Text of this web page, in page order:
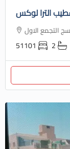
الترا لوكس
51101 2